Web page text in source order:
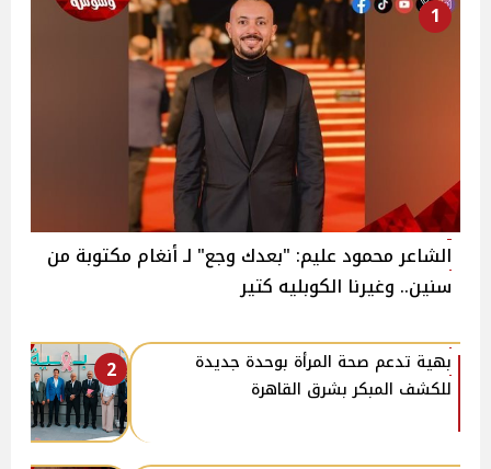
1
الشاعر محمود عليم: "بعدك وجع" لـ أنغام مكتوبة من
سنين.. وغيرنا الكوبليه كتير
2
بهية تدعم صحة المرأة بوحدة جديدة
للكشف المبكر بشرق القاهرة